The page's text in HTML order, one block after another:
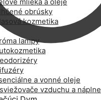
obrúsky
kozmetika
lampy
a vonné oleje
vzduchu a náplne